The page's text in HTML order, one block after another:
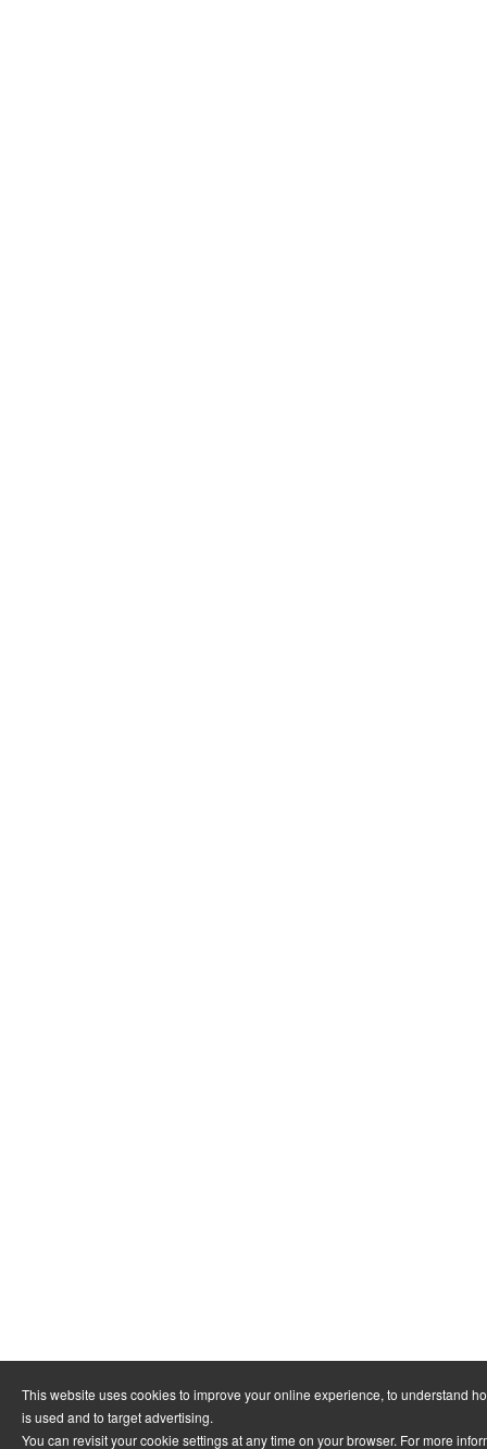
This website uses cookies to improve your online experience, to understand
is used and to target advertising.
You can revisit your cookie settings at any time on your browser. For more